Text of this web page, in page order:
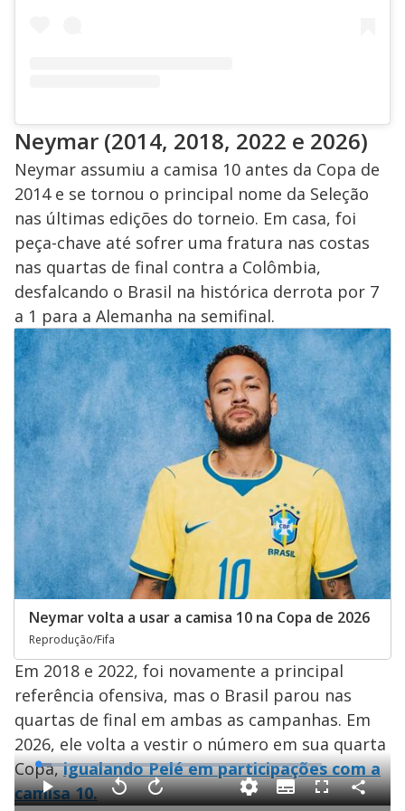
Neymar (2014, 2018, 2022 e 2026)
Neymar assumiu a camisa 10 antes da Copa de
2014 e se tornou o principal nome da Seleção
nas últimas edições do torneio. Em casa, foi
peça-chave até sofrer uma fratura nas costas
nas quartas de final contra a Colômbia,
desfalcando o Brasil na histórica derrota por 7
a 1 para a Alemanha na semifinal.
Neymar volta a usar a camisa 10 na Copa de 2026
Reprodução/Fifa
Em 2018 e 2022, foi novamente a principal
referência ofensiva, mas o Brasil parou nas
quartas de final em ambas as campanhas. Em
2026, ele volta a vestir o número em sua quarta
Copa,igualando Pelé em participações com a
camisa 10.
P V A
L
o
a
d
e
S
u F C